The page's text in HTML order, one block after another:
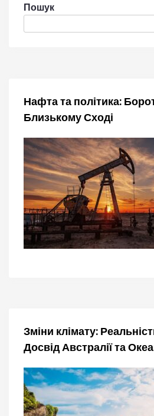
Пошук
Нафта та політика:
Близькому Сході
Зміни клімату:
Досвід Австралії та